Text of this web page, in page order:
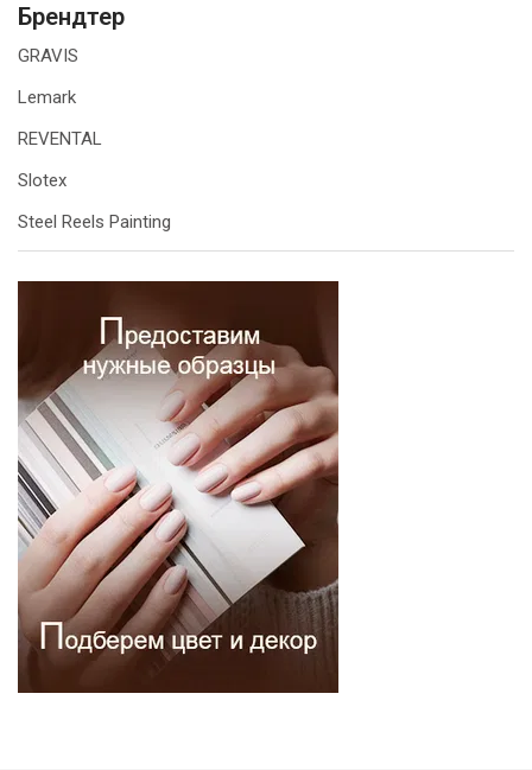
Брендтер
GRAVIS
Lemark
REVENTAL
Slotex
Steel Reels Painting